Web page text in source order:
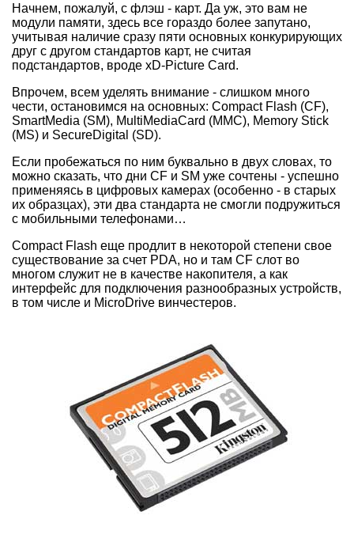
Начнем, пожалуй, с флэш - карт. Да уж, это вам не
модули памяти, здесь все гораздо более запутано,
учитывая наличие сразу пяти основных конкурирующих
друг с другом стандартов карт, не считая
подстандартов, вроде xD-Picture Card.
Впрочем, всем уделять внимание - слишком много
чести, остановимся на основных: Compact Flash (CF),
SmartMedia (SM), MultiMediaCard (MMC), Memory Stick
(MS) и SecureDigital (SD).
Если пробежаться по ним буквально в двух словах, то
можно сказать, что дни CF и SM уже сочтены - успешно
применяясь в цифровых камерах (особенно - в старых
их образцах), эти два стандарта не смогли подружиться
с мобильными телефонами…
Compact Flash еще продлит в некоторой степени свое
существование за счет PDA, но и там CF слот во
многом служит не в качестве накопителя, а как
интерфейс для подключения разнообразных устройств,
в том числе и MicroDrive винчестеров.